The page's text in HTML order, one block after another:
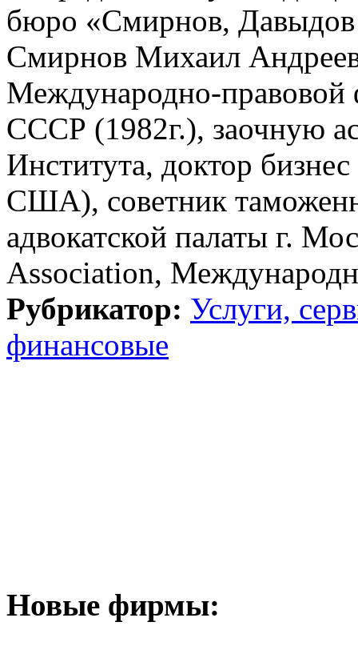
бюро «Смирнов, Давыдов
Смирнов Михаил
Международно-
СССР (1982г.), заочную
Института, доктор
США), советник
адвокатской палаты г.
Association,
Рубрикатор: Услуги,
финансовые
Новые фирмы: